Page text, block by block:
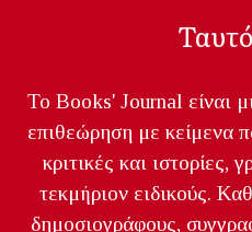
Το Books' Journal είναι
επιθεώρηση με κείμενα
κριτικές και ιστορίες,
τεκμήριον ειδικούς.
δημοσιογράφους,